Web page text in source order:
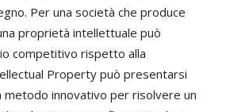
Per una società che produce
proprietà intellettuale può
competitivo rispetto alla
Property può presentarsi
innovativo per risolvere un